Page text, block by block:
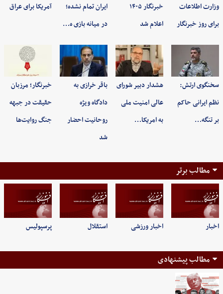
وزارت اطلاعات
برای روز خبرنگار
خبرنگار ۱۴۰۵
اعلام شد
ایران تمام نشده؛
در میانه بازی ه…
آمریکا برای عراق
سخنگوی ارتش:
نظم ایرانی حاکم
بر تنگه…
هشدار دبیر شورای
عالی امنیت ملی
به امریکا…
باقر خرازی به
دادگاه ویژه
روحانیت احضار
شد
خبرنگار؛ مرزبان
حقیقت در جبهه
جنگ روایت‌ها
مطالب برتر
اخبار اخبار ورزشی استقلال پرسپولیس
مطالب پیشنهادی